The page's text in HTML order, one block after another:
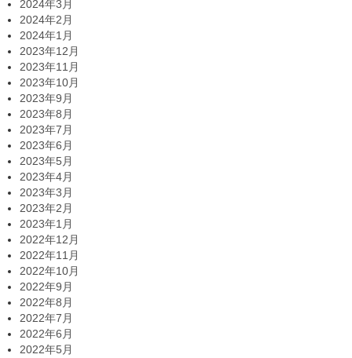
2024年3月
2024年2月
2024年1月
2023年12月
2023年11月
2023年10月
2023年9月
2023年8月
2023年7月
2023年6月
2023年5月
2023年4月
2023年3月
2023年2月
2023年1月
2022年12月
2022年11月
2022年10月
2022年9月
2022年8月
2022年7月
2022年6月
2022年5月